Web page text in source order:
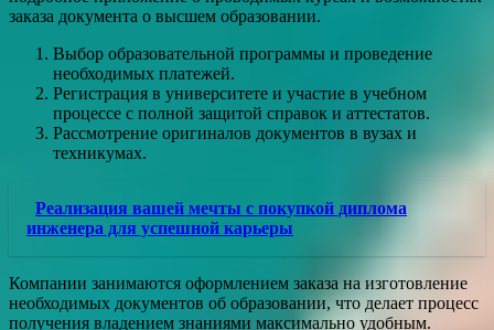
заказа документа о высшем образовании.
Выбор образовательной программы и проведение
необходимых платежей.
Регистрация в университете и участие в учебном
процессе с полной защитой справок и аттестатов.
Рассмотрение оригиналов документов в вузах и
техникумах.
Реализация вашей мечты с покупкой диплома
инженера для успешной карьеры
Компании занимаются оформлением заказа на изготовление
необходимых документов об образовании, что делает процесс
получения владением знаниями максимально удобным.